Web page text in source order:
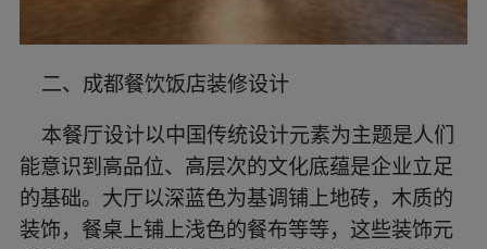
二、成都餐饮饭店装修设计
本餐厅设计以中国传统设计元素为主题是人们
能意识到高品位、高层次的文化底蕴是企业立足
的基础。大厅以深蓝色为基调铺上地砖，木质的
装饰，餐桌上铺上浅色的餐布等等，这些装饰元